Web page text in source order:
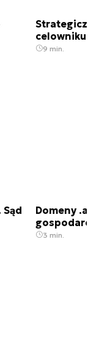
9 min.
Domeny
3 min.